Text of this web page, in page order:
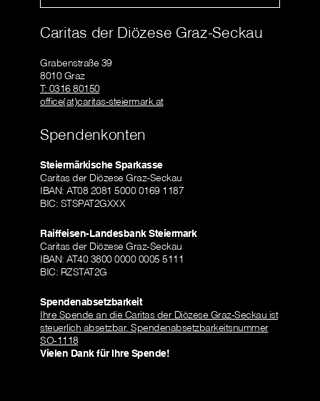
Caritas der Diözese Graz-Seckau
Grabenstraße 39
8010 Graz
T: 0316 80150
office(at)caritas-steiermark.at
Spendenkonten
Steiermärkische Sparkasse
Caritas der Diözese Graz-Seckau
IBAN: AT08 2081 5000 0169 1187
BIC: STSPAT2GXXX
Raiffeisen-Landesbank Steiermark
Caritas der Diözese Graz-Seckau
IBAN: AT40 3800 0000 0005 5111
BIC: RZSTAT2G
Spendenabsetzbarkeit
Ihre Spende an die Caritas der Diözese Graz-Seckau ist
steuerlich absetzbar. Spendenabsetzbarkeitsnummer
SO-1118
Vielen Dank für Ihre Spende!